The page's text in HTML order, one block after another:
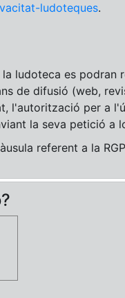
ludoteques.
ludoteca es
de difusió (web,
l'autorització per a
la seva petició a
referent a la